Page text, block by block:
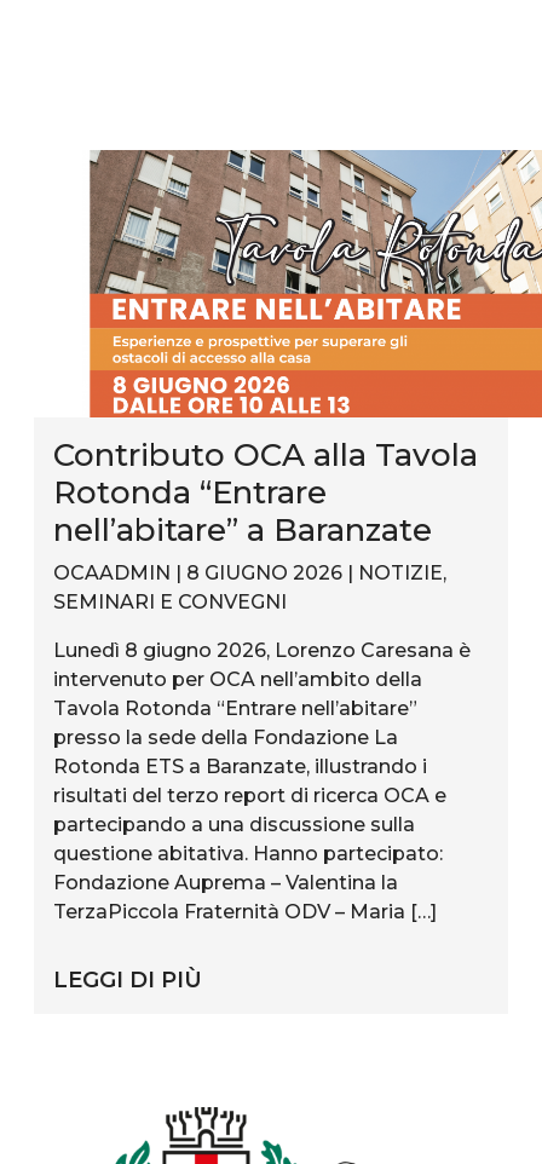
Contributo OCA alla Tavola
Rotonda “Entrare
nell’abitare” a Baranzate
OCAADMIN | 8 GIUGNO 2026 | NOTIZIE,
SEMINARI E CONVEGNI
Lunedì 8 giugno 2026, Lorenzo Caresana è
intervenuto per OCA nell’ambito della
Tavola Rotonda “Entrare nell’abitare”
presso la sede della Fondazione La
Rotonda ETS a Baranzate, illustrando i
risultati del terzo report di ricerca OCA e
partecipando a una discussione sulla
questione abitativa. Hanno partecipato:
Fondazione Auprema – Valentina la
TerzaPiccola Fraternità ODV – Maria […]
LEGGI DI PIÙ